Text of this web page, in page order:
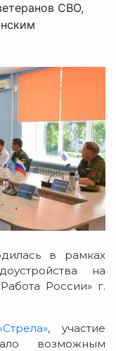
СВО,
в рамках
на
России» г.
, участие
возможным